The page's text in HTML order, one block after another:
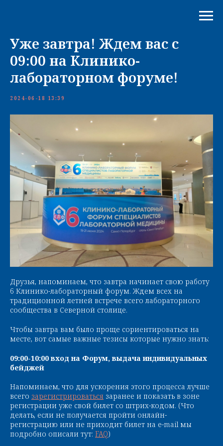
Уже завтра! Ждем вас с
09:00 на Клинико-
лабораторном форуме!
2024-06-18 13:39
Друзья, напоминаем, что завтра начинает свою работу
6 Клинико-лабораторный форум. Ждем всех на
традиционной летней встрече всего лабораторного
сообщества в Северной столице.
Чтобы завтра вам было проще сориентироваться на
месте, вот самые важные тезисы которые нужно знать:
09:00-10:00 вход на Форум, выдача индивидуальных
бейджей
Напоминаем, что для ускорения этого процесса лучше
всего зарегистрироваться заранее и показать в зоне
регистрации уже свой билет со штрих-кодом. (Что
делать, если не получается пройти онлайн-
регистрацию или не приходит билет на e-mail мы
подробно описали тут: FAQ)